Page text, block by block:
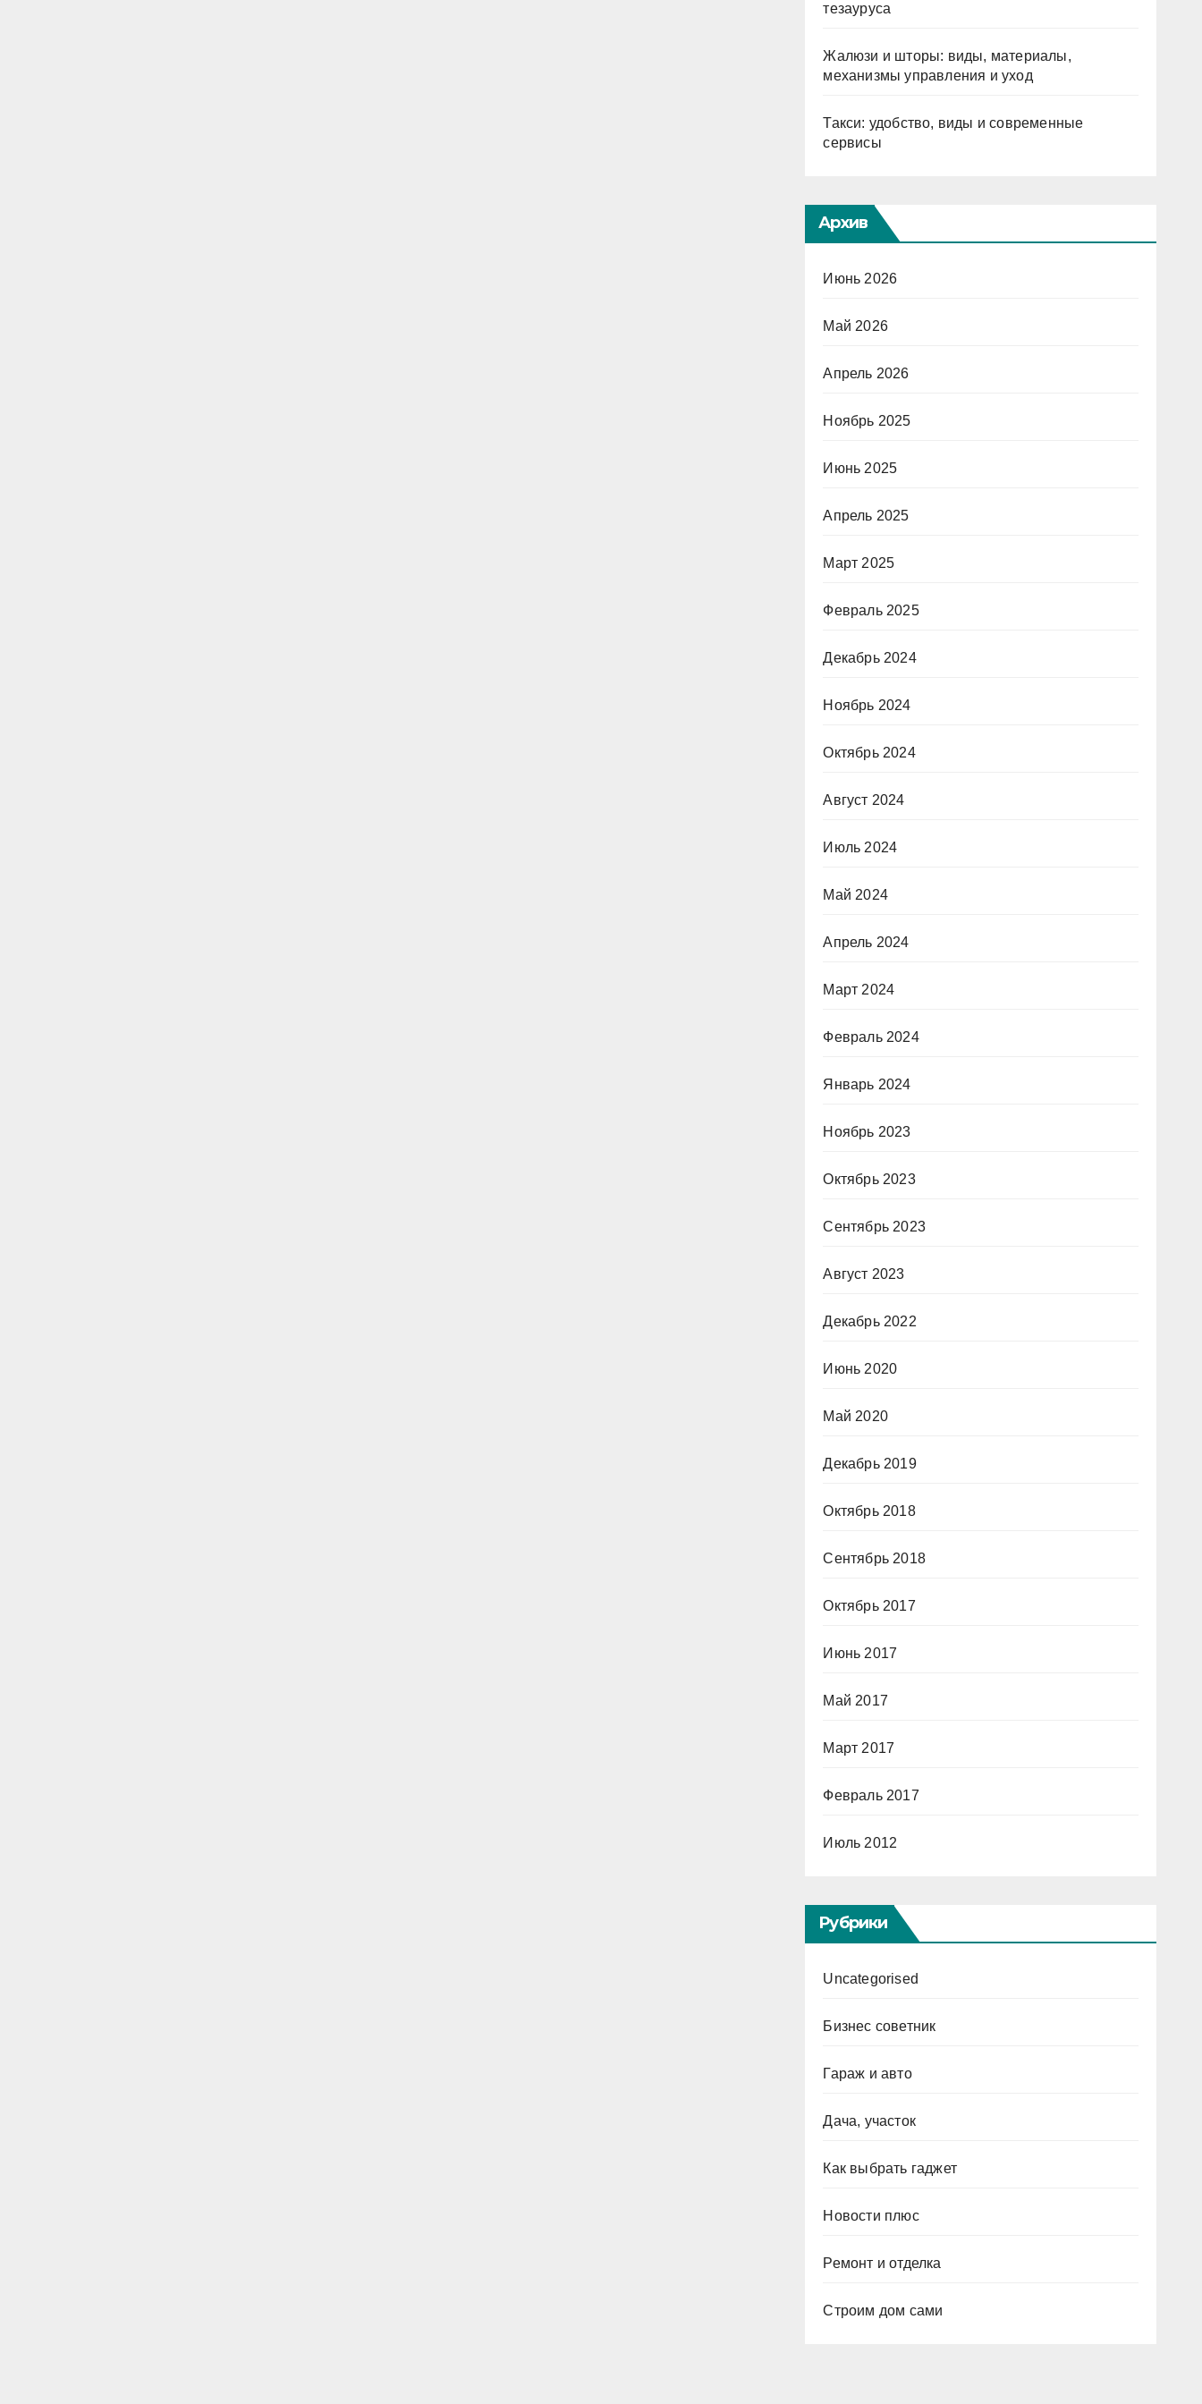
тезауруса
Жалюзи и шторы: виды, материалы,
механизмы управления и уход
Такси: удобство, виды и современные
сервисы
Архив
Июнь 2026
Май 2026
Апрель 2026
Ноябрь 2025
Июнь 2025
Апрель 2025
Март 2025
Февраль 2025
Декабрь 2024
Ноябрь 2024
Октябрь 2024
Август 2024
Июль 2024
Май 2024
Апрель 2024
Март 2024
Февраль 2024
Январь 2024
Ноябрь 2023
Октябрь 2023
Сентябрь 2023
Август 2023
Декабрь 2022
Июнь 2020
Май 2020
Декабрь 2019
Октябрь 2018
Сентябрь 2018
Октябрь 2017
Июнь 2017
Май 2017
Март 2017
Февраль 2017
Июль 2012
Рубрики
Uncategorised
Бизнес советник
Гараж и авто
Дача, участок
Как выбрать гаджет
Новости плюс
Ремонт и отделка
Строим дом сами